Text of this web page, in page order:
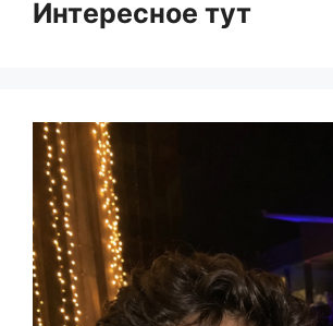
Интересное тут